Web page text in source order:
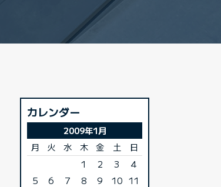
カレンダー
2009年1月
月
火 水 木 金 土 日
1 2 3
4
5
6 7 8 9 10 11